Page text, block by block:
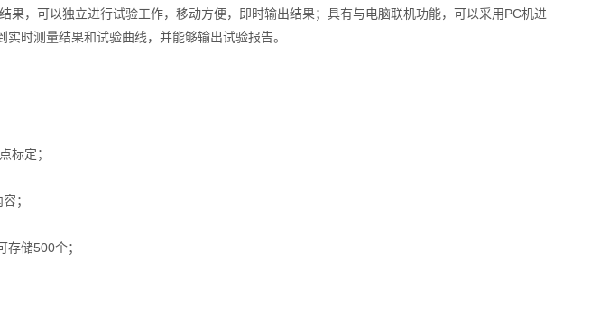
果，可以独立进行试验工作，移动方便，即时输出结果；具有与电脑联机功能，可以采用PC机进
时测量结果和试验曲线，并能够输出试验报告。
定；
；
储500个；